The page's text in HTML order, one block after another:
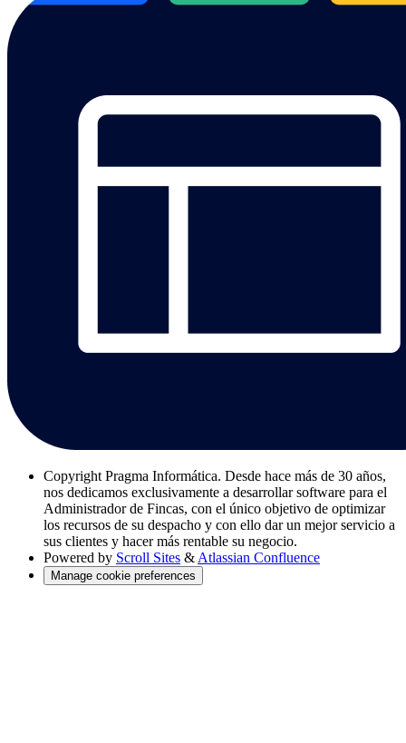
Copyright Pragma Informática. Desde hace más de 30 años,
nos dedicamos exclusivamente a desarrollar software para el
Administrador de Fincas, con el único objetivo de optimizar
los recursos de su despacho y con ello dar un mejor servicio a
sus clientes y hacer más rentable su negocio.
Powered by Scroll Sites & Atlassian Confluence
Manage cookie preferences